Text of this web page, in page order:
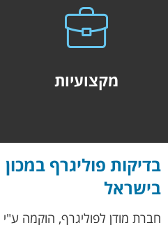
מקצועיות
בדיקות פוליגרף
בישראל
חברת מודן לפוליגרף, הוקמה